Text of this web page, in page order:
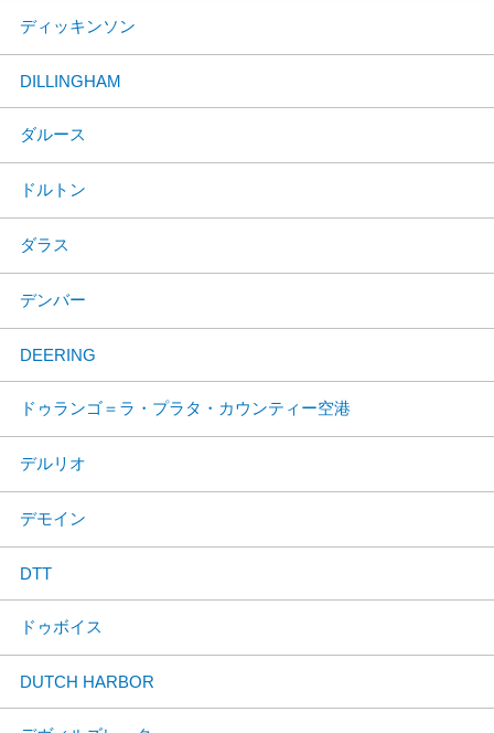
ディッキンソン
DILLINGHAM
ダルース
ドルトン
ダラス
デンバー
DEERING
ドゥランゴ＝ラ・プラタ・カウンティー空港
デルリオ
デモイン
DTT
ドゥボイス
DUTCH HARBOR